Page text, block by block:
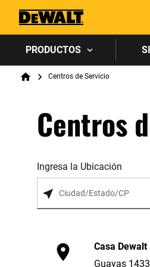
PRODUCTOS
Breadcrumb
HomeCentros de Servicio
Centros
Ingresa la Ubicación
Casa
Guayas